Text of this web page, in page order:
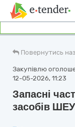
Повернутись
Закупівлю
12-05-2026, 11:23
Запасні
засобів